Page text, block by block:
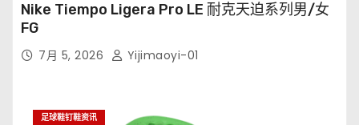
Nike Tiempo Ligera Pro LE 耐克天迫系列男/女
FG
7月 5, 2026 Yijimaoyi-01
足球鞋钉鞋资讯